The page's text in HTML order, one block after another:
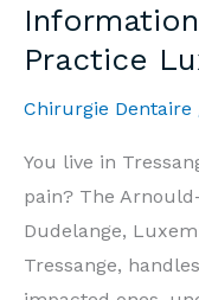
Prix
&
|
Cabinet
Arnould-
Tanson
Luxembourg
Practice
Chirurgie Dentaire
You live in
pain? The
Dudelange,
Tressange,